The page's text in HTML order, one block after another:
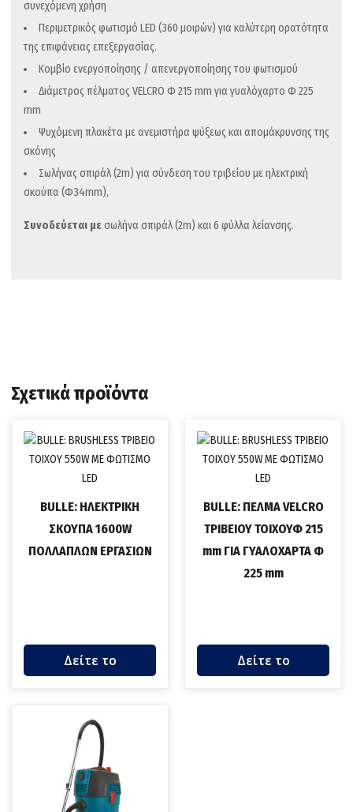
συνεχόμενη χρήση
Περιμετρικός φωτισμό LED (360 μοιρών) για καλύτερη ορατότητα
της επιφάνειας επεξεργασίας.
Κομβίο ενεργοποίησης / απενεργοποίησης του φωτισμού
Διάμετρος πέλματος VELCRO Φ 215 mm για γυαλόχαρτο Φ 225
mm
Ψυχόμενη πλακέτα με ανεμιστήρα ψύξεως και απομάκρυνσης της
σκόνης
Σωλήνας σπιράλ (2m) για σύνδεση του τριβείου με ηλεκτρική
σκούπα (Φ34mm),
Συνοδεύεται μεσωλήνα σπιράλ (2m) και 6 φύλλα λείανσης.
Σχετικά προϊόντα
BULLE: ΗΛΕΚΤΡΙΚΗ
ΣΚΟΥΠΑ 1600W
ΠΟΛΛΑΠΛΩΝ ΕΡΓΑΣΙΩΝ
Δείτε το
BULLE: ΠΕΛΜΑ VELCRO
ΤΡΙΒΕΙΟΥ ΤΟΙΧΟΥΦ 215
mm ΓΙΑ ΓΥΑΛΟΧΑΡΤΑ Φ
225 mm
Δείτε το